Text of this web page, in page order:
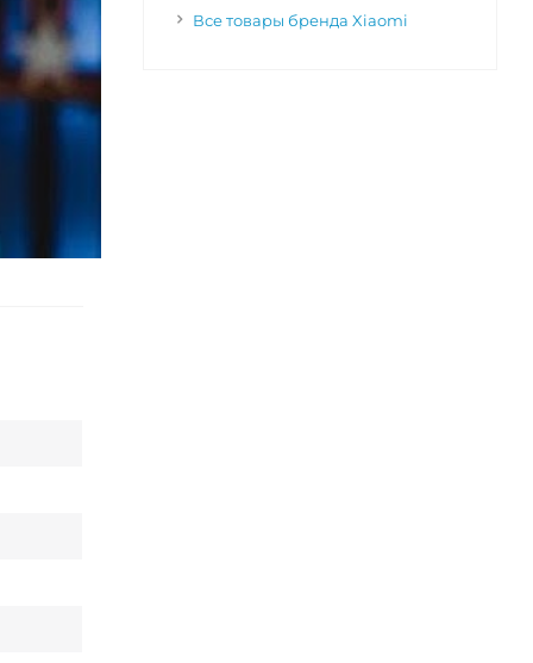
Все товары бренда Xiaomi